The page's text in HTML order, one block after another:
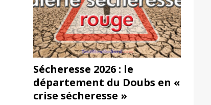
Sécheresse 2026 : le
département du Doubs en «
crise sécheresse »